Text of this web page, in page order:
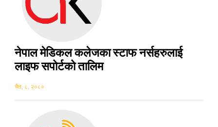
नेपाल मेडिकल कलेजका स्टाफ नर्सहरुलाई
लाइफ सपोर्टको तालिम
चैत, ८, २०८०